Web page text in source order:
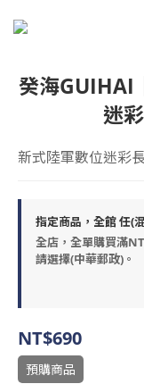
癸海
迷
新式陸軍數位迷彩
指定商品，全館 任(
全店，全單購買滿
請選擇(中華郵政)。
NT$690
預購商品